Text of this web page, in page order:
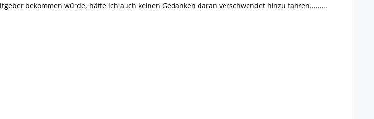
bekommen würde, hätte ich auch keinen Gedanken daran verschwendet hinzu fahren.........